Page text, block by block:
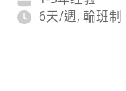
6天/週, 輪班制